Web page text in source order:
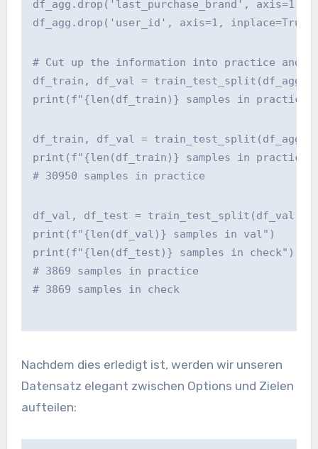
df_agg.drop('last_purchase_brand', axis=1,
df_agg.drop('user_id', axis=1, inplace=True)
# Cut up the information into practice and
df_train, df_val = train_test_split(df_agg,
print(f"{len(df_train)} samples in
df_train, df_val = train_test_split(df_agg,
print(f"{len(df_train)} samples in
# 30950 samples in practice
df_val, df_test = train_test_split(df_val,
print(f"{len(df_val)} samples in val")
print(f"{len(df_test)} samples in check")
# 3869 samples in practice
# 3869 samples in check
Nachdem dies erledigt ist, werden wir unseren
Datensatz elegant zwischen Options und Zielen
aufteilen: